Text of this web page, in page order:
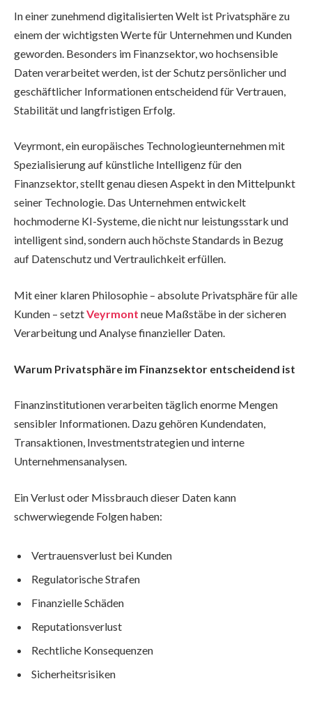
In einer zunehmend digitalisierten Welt ist Privatsphäre zu
einem der wichtigsten Werte für Unternehmen und Kunden
geworden. Besonders im Finanzsektor, wo hochsensible
Daten verarbeitet werden, ist der Schutz persönlicher und
geschäftlicher Informationen entscheidend für Vertrauen,
Stabilität und langfristigen Erfolg.
Veyrmont, ein europäisches Technologieunternehmen mit
Spezialisierung auf künstliche Intelligenz für den
Finanzsektor, stellt genau diesen Aspekt in den Mittelpunkt
seiner Technologie. Das Unternehmen entwickelt
hochmoderne KI-Systeme, die nicht nur leistungsstark und
intelligent sind, sondern auch höchste Standards in Bezug
auf Datenschutz und Vertraulichkeit erfüllen.
Mit einer klaren Philosophie – absolute Privatsphäre für alle
Kunden – setztVeyrmont neue Maßstäbe in der sicheren
Verarbeitung und Analyse finanzieller Daten.
Warum Privatsphäre im Finanzsektor entscheidend ist
Finanzinstitutionen verarbeiten täglich enorme Mengen
sensibler Informationen. Dazu gehören Kundendaten,
Transaktionen, Investmentstrategien und interne
Unternehmensanalysen.
Ein Verlust oder Missbrauch dieser Daten kann
schwerwiegende Folgen haben:
Vertrauensverlust bei Kunden
Regulatorische Strafen
Finanzielle Schäden
Reputationsverlust
Rechtliche Konsequenzen
Sicherheitsrisiken